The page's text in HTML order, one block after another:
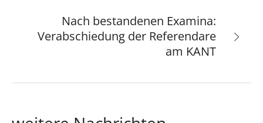
Nach bestandenen Examina:
Verabschiedung der Referendare
am KANT